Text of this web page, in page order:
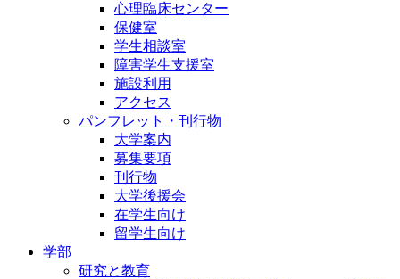
心理臨床センター
保健室
学生相談室
障害学生支援室
施設利用
アクセス
パンフレット・刊行物
大学案内
募集要項
刊行物
大学後援会
在学生向け
留学生向け
学部
研究と教育